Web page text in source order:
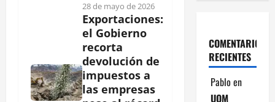
28 de mayo de 2026
Exportaciones:
el Gobierno
recorta
devolución de
impuestos a
las empresas
COMENTARIOS
RECIENTES
Pablo en
UOM